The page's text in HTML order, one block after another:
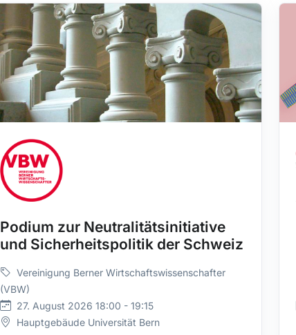
Podium zur Neutralitätsinitiative
und Sicherheitspolitik der Schweiz
Vereinigung Berner Wirtschaftswissenschafter
(VBW)
27. August 2026 18:00 - 19:15
Hauptgebäude Universität Bern